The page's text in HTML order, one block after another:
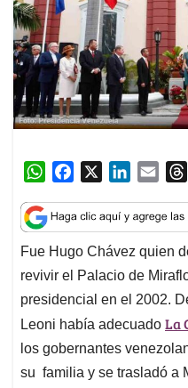
W
a
t
s
A
p
p
c
e
b
o
o
k
n
k
e
d
I
n
a
i
l
Fue Hugo Chávez quien
revivir el Palacio de
presidencial en el 2002.
Leoni había adecuado La
los gobernantes
su familia y se trasladó a